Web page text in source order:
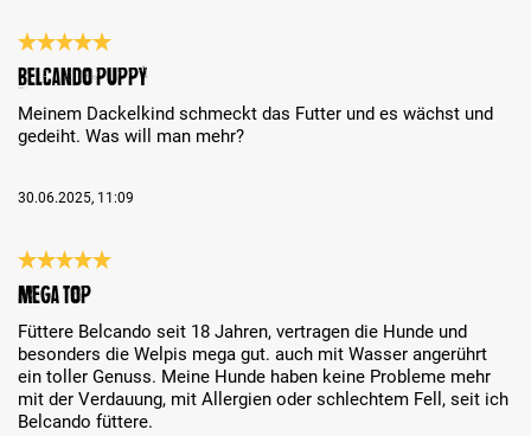
Bewertung mit 5 von 5 Sternen
Belcando Puppy
Meinem Dackelkind schmeckt das Futter und es wächst und
gedeiht. Was will man mehr?
30.06.2025, 11:09
Bewertung mit 5 von 5 Sternen
Mega Top
Füttere Belcando seit 18 Jahren, vertragen die Hunde und
besonders die Welpis mega gut. auch mit Wasser angerührt
ein toller Genuss. Meine Hunde haben keine Probleme mehr
mit der Verdauung, mit Allergien oder schlechtem Fell, seit ich
Belcando füttere.